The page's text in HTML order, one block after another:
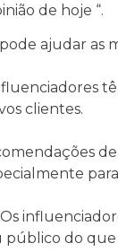
de hoje “.
ajudar as
clientes.
público do